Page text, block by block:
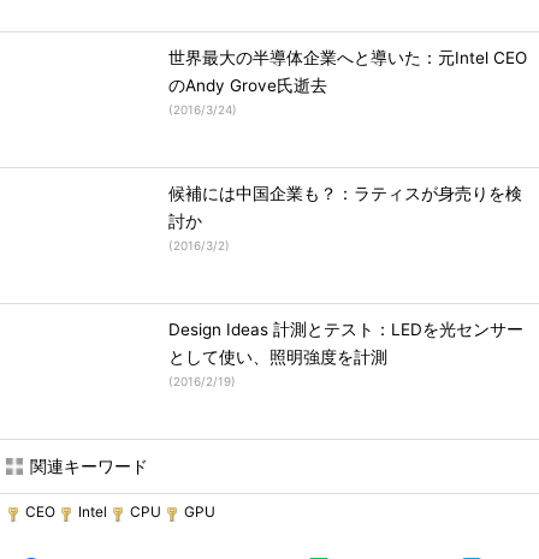
世界最大の半導体企業へと導いた：元Intel CEO
のAndy Grove氏逝去
(2016/3/24)
候補には中国企業も？：ラティスが身売りを検
討か
(2016/3/2)
Design Ideas 計測とテスト：LEDを光センサー
として使い、照明強度を計測
(2016/2/19)
関連キーワード
CEO Intel CPU GPU